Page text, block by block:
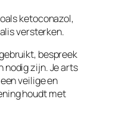
ketoconazol,
versterken.
bespreek
nodig zijn. Je arts
veilige en
houdt met